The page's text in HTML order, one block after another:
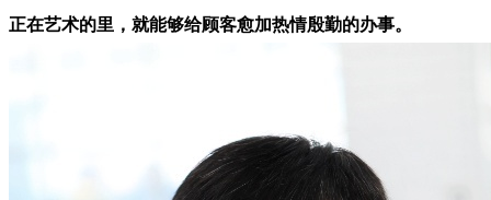
正在艺术的里，就能够给顾客愈加热情殷勤的办事。